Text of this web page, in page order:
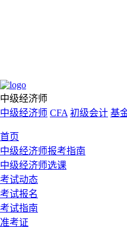
中级经济师
中级经济师 CFA 初级会计 基
首页
中级经济师报考指南
中级经济师选课
考试动态
考试报名
考试指南
准考证